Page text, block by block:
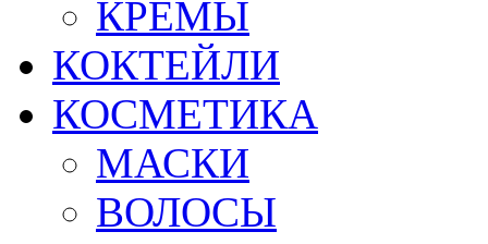
КРЕМЫ
КОКТЕЙЛИ
КОСМЕТИКА
МАСКИ
ВОЛОСЫ